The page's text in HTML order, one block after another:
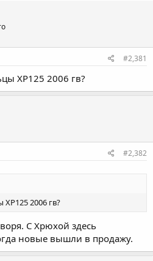
#2,381
ХР125 2006 гв?
#2,382
ХР125 2006 гв?
C Хрюхой здесь
новые вышли в продажу.